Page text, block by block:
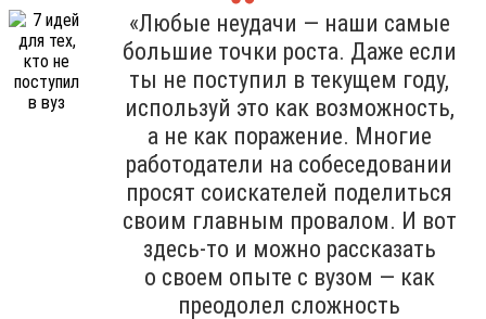
«Любые неудачи — наши самые
большие точки роста. Даже если
ты не поступил в текущем году,
используй это как возможность,
а не как поражение. Многие
работодатели на собеседовании
просят соискателей поделиться
своим главным провалом. И вот
здесь-то и можно рассказать
о своем опыте с вузом — как
преодолел сложность